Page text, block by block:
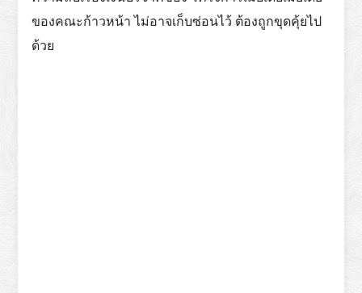
ของคณะก้าวหน้า ไม่อาจเก็บซ่อนไว้ ต้องถูกขุดคุ้ยไป
ด้วย